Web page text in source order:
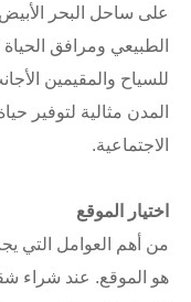
على ساحل البحر
الطبيعي ومرافق
للسياح والمقيمين
المدن مثالية لتوفير
الاجتماعية.
اختيار الموقع
من أهم العوامل التي
هو الموقع. عند شراء